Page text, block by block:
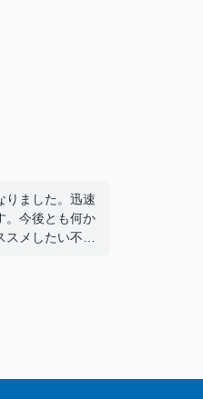
りました。迅速
。今後とも何か
メしたい不動